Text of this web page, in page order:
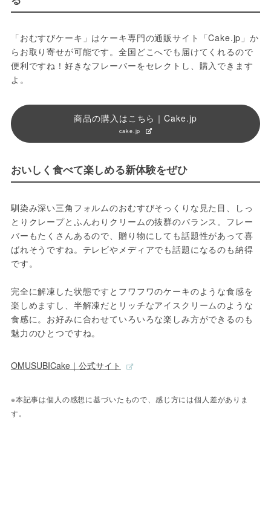
「おむすびケーキ」はケーキ専門の通販サイト「Cake.jp」か
らお取り寄せが可能です。全国どこへでも届けてくれるので
便利ですね！好きなフレーバーをセレクトし、購入できます
よ。
商品の購入はこちら｜Cake.jp
cake.jp
おいしく食べて楽しめる新体験をぜひ
馴染み深い三角フォルムのおむすびそっくりな見た目、しっ
とりクレープとふんわりクリームの抜群のバランス。フレー
バーもたくさんあるので、贈り物にしても話題性があって喜
ばれそうですね。テレビやメディアでも話題になるのも納得
です。
完全に解凍した状態ですとフワフワのケーキのような食感を
楽しめますし、半解凍だとリッチなアイスクリームのような
食感に。お好みに合わせていろいろな楽しみ方ができるのも
魅力のひとつですね。
OMUSUBICake｜公式サイト
※本記事は個人の感想に基づいたもので、感じ方には個人差がありま
す。